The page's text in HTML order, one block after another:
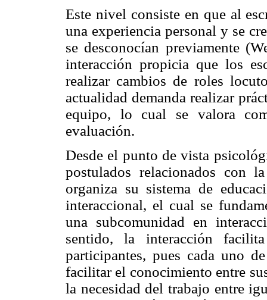
Este nivel consiste en que al
una experiencia personal y se
se desconocían previamente
interacción propicia que los
realizar cambios de roles
actualidad demanda realizar
equipo, lo cual se valora
evaluación.
Desde el punto de vista
postulados relacionados con
organiza su sistema de
interaccional, el cual se
una subcomunidad en
sentido, la interacción
participantes, pues cada uno
facilitar el conocimiento entre
la necesidad del trabajo entre